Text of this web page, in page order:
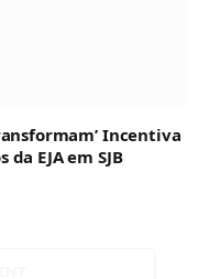
Incentiva
EJA em SJB